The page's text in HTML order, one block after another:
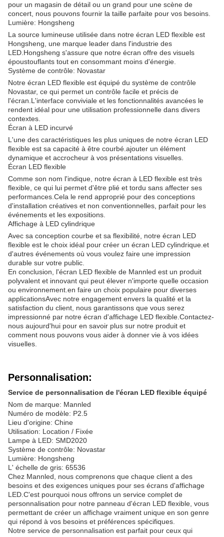
pour un magasin de détail ou un grand pour une scène de
concert, nous pouvons fournir la taille parfaite pour vos besoins.
Lumière: Hongsheng
La source lumineuse utilisée dans notre écran LED flexible est
Hongsheng, une marque leader dans l'industrie des
LED.Hongsheng s'assure que notre écran offre des visuels
époustouflants tout en consommant moins d'énergie.
Système de contrôle: Novastar
Notre écran LED flexible est équipé du système de contrôle
Novastar, ce qui permet un contrôle facile et précis de
l'écran.L'interface conviviale et les fonctionnalités avancées le
rendent idéal pour une utilisation professionnelle dans divers
contextes.
Écran à LED incurvé
L'une des caractéristiques les plus uniques de notre écran LED
flexible est sa capacité à être courbé.ajouter un élément
dynamique et accrocheur à vos présentations visuelles.
Écran LED flexible
Comme son nom l'indique, notre écran à LED flexible est très
flexible, ce qui lui permet d'être plié et tordu sans affecter ses
performances.Cela le rend approprié pour des conceptions
d'installation créatives et non conventionnelles, parfait pour les
événements et les expositions.
Affichage à LED cylindrique
Avec sa conception courbe et sa flexibilité, notre écran LED
flexible est le choix idéal pour créer un écran LED cylindrique.et
d'autres événements où vous voulez faire une impression
durable sur votre public.
En conclusion, l'écran LED flexible de Mannled est un produit
polyvalent et innovant qui peut élever n'importe quelle occasion
ou environnement.en faire un choix populaire pour diverses
applicationsAvec notre engagement envers la qualité et la
satisfaction du client, nous garantissons que vous serez
impressionné par notre écran d'affichage LED flexible.Contactez-
nous aujourd'hui pour en savoir plus sur notre produit et
comment nous pouvons vous aider à donner vie à vos idées
visuelles.
Personnalisation:
Service de personnalisation de l'écran LED flexible équipé
Nom de marque: Mannled
Numéro de modèle: P2.5
Lieu d'origine: Chine
Utilisation: Location / Fixée
Lampe à LED: SMD2020
Système de contrôle: Novastar
Lumière: Hongsheng
L' échelle de gris: 65536
Chez Mannled, nous comprenons que chaque client a des
besoins et des exigences uniques pour ses écrans d'affichage
LED.C'est pourquoi nous offrons un service complet de
personnalisation pour notre panneau d'écran LED flexible, vous
permettant de créer un affichage vraiment unique en son genre
qui répond à vos besoins et préférences spécifiques.
Notre service de personnalisation est parfait pour ceux qui